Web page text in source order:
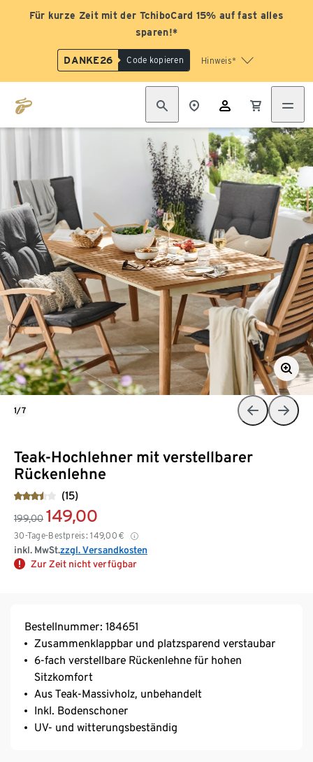
Für kurze Zeit mit der TchiboCard 15% auf fast alles
sparen!*
DANKE26 Code kopieren Hinweis*
Teak-Hochlehner mit verstellbarer
Rückenlehne
(15)
199,00 149,00
30-Tage-Bestpreis: 149,00 €
inkl. MwSt.zzgl. Versandkosten
Zur Zeit nicht verfügbar
1/7
Bestellnummer: 184651
Zusammenklappbar und platzsparend verstaubar
6-fach verstellbare Rückenlehne für hohen
Sitzkomfort
Aus Teak-Massivholz, unbehandelt
Inkl. Bodenschoner
UV- und witterungsbeständig